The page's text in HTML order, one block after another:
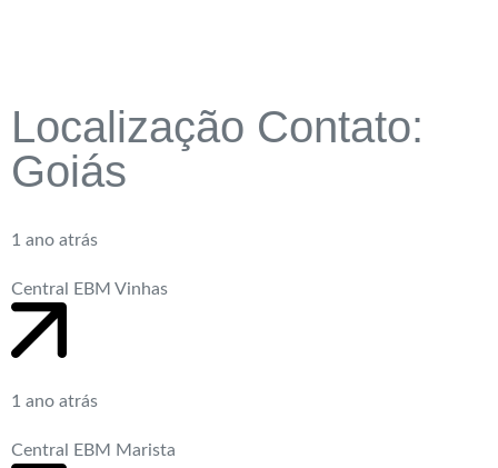
Localização Contato:
Goiás
1 ano atrás
Central EBM Vinhas
1 ano atrás
Central EBM Marista